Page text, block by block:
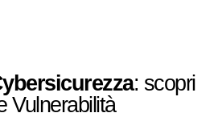
: scopri
Vulnerabilità